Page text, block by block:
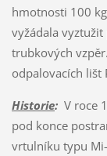
hmotnosti 100
vyžádala
trubkových
odpalovacích lišt
Historie:V roce
pod konce
vrtulníku typu